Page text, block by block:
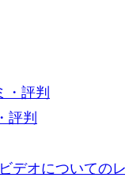
評判
オについての